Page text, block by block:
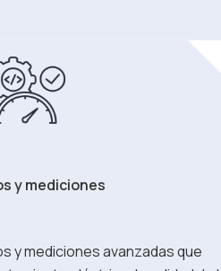
y mediciones
y mediciones avanzadas que